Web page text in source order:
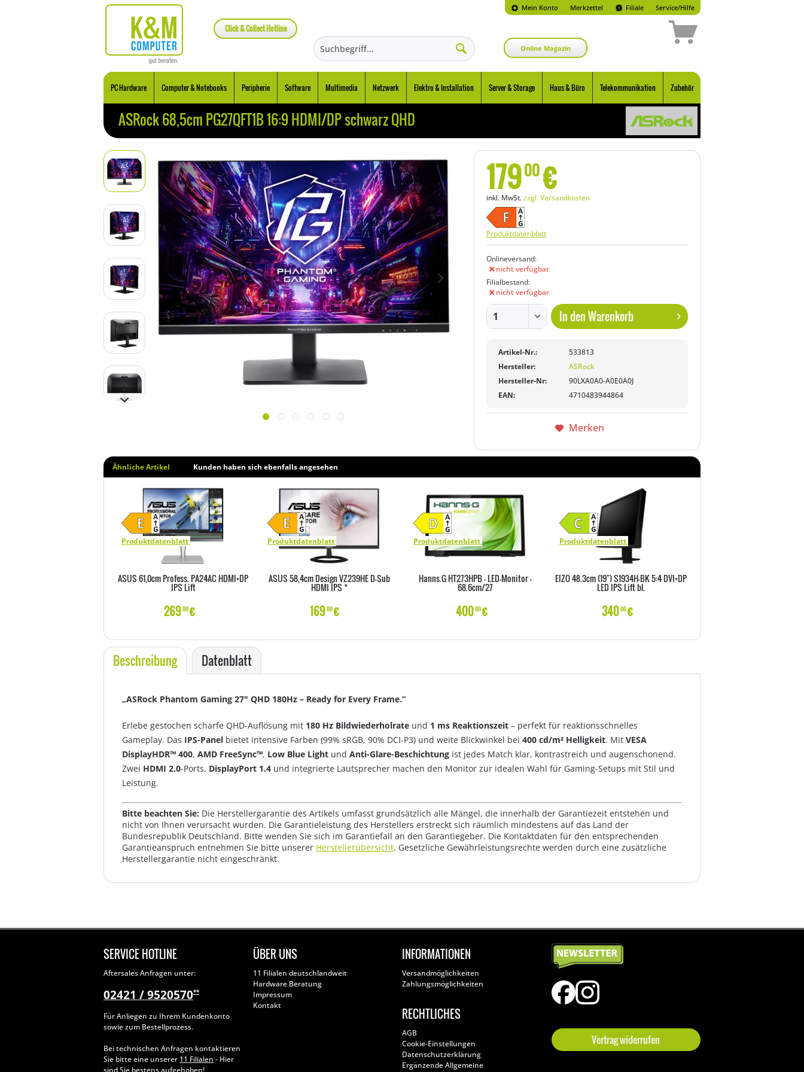
Mein Konto Merkzettel
Click & Collect Hotline
Filiale Service/Hilfe
Online Magazin
PC Hardware Computer & Notebooks Peripherie Software Multimedia Netzwerk Elektro & Installation Server & Storage Haus & Büro Telekommunikation Zubehör
ASRock 68,5cm PG27QFT1B 16:9 HDMI/DP schwarz QHD
17900€
inkl. MwSt.zzgl. Versandkosten
Produktdatenblatt
Onlineversand:
nicht verfügbar
Filialbestand:
nicht verfügbar
In denWarenkorb
Artikel-Nr.:
533813
Hersteller:
ASRock
Hersteller-Nr:
90LXA0A0-A0E0A0J
EAN:
4710483944864
Merken
Ähnliche Artikel Kunden haben sich ebenfalls angesehen
Produktdatenblatt
ASUS 61,0cm Profess. PA24AC HDMI+DP
IPS Lift
26900€
Produktdatenblatt
ASUS 58,4cm Design VZ239HE D-Sub
HDMI IPS *
16900€
Produktdatenblatt
Hanns.G HT273HPB - LED-Monitor -
68.6cm/27
40000€
Produktdatenblatt
EIZO 48.3cm (19") S1934H-BK 5:4 DVI+DP
LED IPS Lift bl.
34000€
Beschreibung Datenblatt
„ASRock Phantom Gaming 27" QHD 180Hz – Ready for Every Frame.“
Erlebe gestochen scharfe QHD-Auflösung mit 180 Hz Bildwiederholrate und 1 ms Reaktionszeit – perfekt für reaktionsschnelles
Gameplay. Das IPS-Panel bietet intensive Farben (99% sRGB, 90% DCI-P3) und weite Blickwinkel bei 400 cd/m² Helligkeit. Mit VESA
DisplayHDR™ 400, AMD FreeSync™, Low Blue Light und Anti-Glare-Beschichtung ist jedes Match klar, kontrastreich und augenschonend.
Zwei HDMI 2.0-Ports, DisplayPort 1.4 und integrierte Lautsprecher machen den Monitor zur idealen Wahl für Gaming-Setups mit Stil und
Leistung.
Bitte beachten Sie: Die Herstellergarantie des Artikels umfasst grundsätzlich alle Mängel, die innerhalb der Garantiezeit entstehen und
nicht von Ihnen verursacht wurden. Die Garantieleistung des Herstellers erstreckt sich räumlich mindestens auf das Land der
Bundesrepublik Deutschland. Bitte wenden Sie sich im Garantiefall an den Garantiegeber. Die Kontaktdaten für den entsprechenden
Garantieanspruch entnehmen Sie bitte unserer Herstellerübersicht. Gesetzliche Gewährleistungsrechte werden durch eine zusätzliche
Herstellergarantie nicht eingeschränkt.
SERVICE HOTLINE
Aftersales Anfragen unter:
02421 / 9520570**
Für Anliegen zu Ihrem Kundenkonto
sowie zum Bestellprozess.
Bei technischen Anfragen kontaktieren
Sie bitte eine unserer 11 Filialen - Hier
ÜBER UNS
11 Filialen deutschlandweit
Hardware Beratung
Impressum
Kontakt
INFORMATIONEN
Versandmöglichkeiten
Zahlungsmöglichkeiten
RECHTLICHES
AGB
Cookie-Einstellungen
Datenschutzerklärung
Ergänzende Allgemeine
Vertrag widerrufen